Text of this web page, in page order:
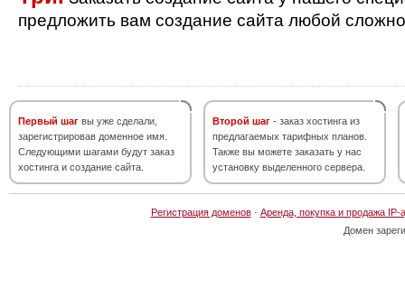
предложить вам создание сайта любой
Первый шаг вы уже сделали,
зарегистрировав доменное имя.
Следующими шагами будут заказ
хостинга и создание сайта.
Второй шаг - заказ хостинга из
предлагаемых тарифных планов.
Также вы можете заказать у нас
установку выделенного сервера.
Регистрация доменов· Аренда, покупка и продажа IP-
Домен